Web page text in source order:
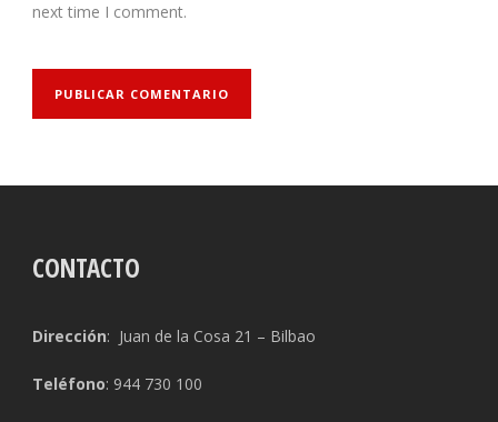
next time I comment.
CONTACTO
Dirección: Juan de la Cosa 21 – Bilbao
Teléfono: 944 730 100